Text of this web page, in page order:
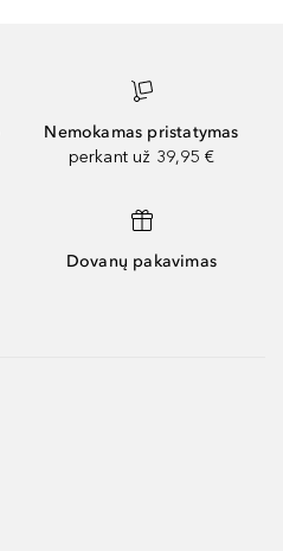
Nemokamas pristatymas
perkant už 39,95 €
Dovanų pakavimas